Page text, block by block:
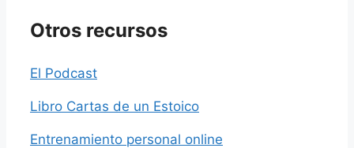
Otros recursos
El Podcast
Libro Cartas de un Estoico
Entrenamiento personal online